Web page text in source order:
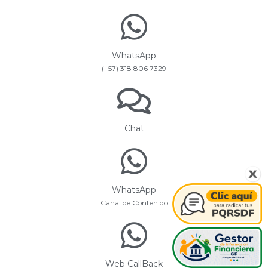
WhatsApp
(+57) 318 806 7329
Chat
WhatsApp
Canal de Contenido
Web CallBack